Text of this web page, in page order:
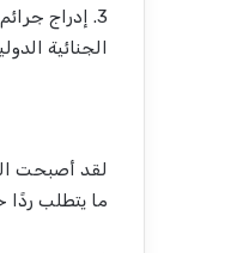
3. إدراج
الجنائية
لقد أصبحت
ما يتطلب